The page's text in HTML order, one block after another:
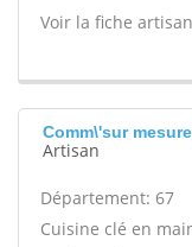
Voir la fiche
Comm\'sur
Artisan
Département: 67
Cuisine clé en